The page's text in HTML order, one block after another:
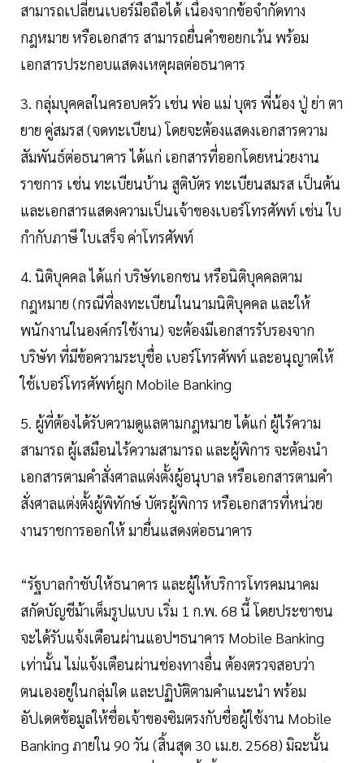
สามารถเปลี่ยนเบอร์มือถือได้ เนื่องจากข้อจำกัดทาง
กฎหมาย หรือเอกสาร สามารถยื่นคำขอยกเว้น พร้อม
เอกสารประกอบแสดงเหตุผลต่อธนาคาร
3. กลุ่มบุคคลในครอบครัว เช่น พ่อ แม่ บุตร พี่น้อง ปู่ ย่า ตา
ยาย คู่สมรส (จดทะเบียน) โดยจะต้องแสดงเอกสารความ
สัมพันธ์ต่อธนาคาร ได้แก่ เอกสารที่ออกโดยหน่วยงาน
ราชการ เช่น ทะเบียนบ้าน สูติบัตร ทะเบียนสมรส เป็นต้น
และเอกสารแสดงความเป็นเจ้าของเบอร์โทรศัพท์ เช่น ใบ
กำกับภาษี ใบเสร็จ ค่าโทรศัพท์
4. นิติบุคคล ได้แก่ บริษัทเอกชน หรือนิติบุคคลตาม
กฎหมาย (กรณีที่ลงทะเบียนในนามนิติบุคคล และให้
พนักงานในองค์กรใช้งาน) จะต้องมีเอกสารรับรองจาก
บริษัท ที่มีข้อความระบุชื่อ เบอร์โทรศัพท์ และอนุญาตให้
ใช้เบอร์โทรศัพท์ผูก Mobile Banking
5. ผู้ที่ต้องได้รับความดูแลตามกฎหมาย ได้แก่ ผู้ไร้ความ
สามารถ ผู้เสมือนไร้ความสามารถ และผู้พิการ จะต้องนำ
เอกสารตามคำสั่งศาลแต่งตั้งผู้อนุบาล หรือเอกสารตามคำ
สั่งศาลแต่งตั้งผู้พิทักษ์ บัตรผู้พิการ หรือเอกสารที่หน่วย
งานราชการออกให้ มายื่นแสดงต่อธนาคาร
“รัฐบาลกำชับให้ธนาคาร และผู้ให้บริการโทรคมนาคม
สกัดบัญชีม้าเต็มรูปแบบ เริ่ม 1 ก.พ. 68 นี้ โดยประชาชน
จะได้รับแจ้งเตือนผ่านแอปฯธนาคาร Mobile Banking
เท่านั้น ไม่แจ้งเตือนผ่านช่องทางอื่น ต้องตรวจสอบว่า
ตนเองอยู่ในกลุ่มใด และปฏิบัติตามคำแนะนำ พร้อม
อัปเดตข้อมูลให้ชื่อเจ้าของซิมตรงกับชื่อผู้ใช้งาน Mobile
Banking ภายใน 90 วัน (สิ้นสุด 30 เม.ย. 2568) มิฉะนั้น